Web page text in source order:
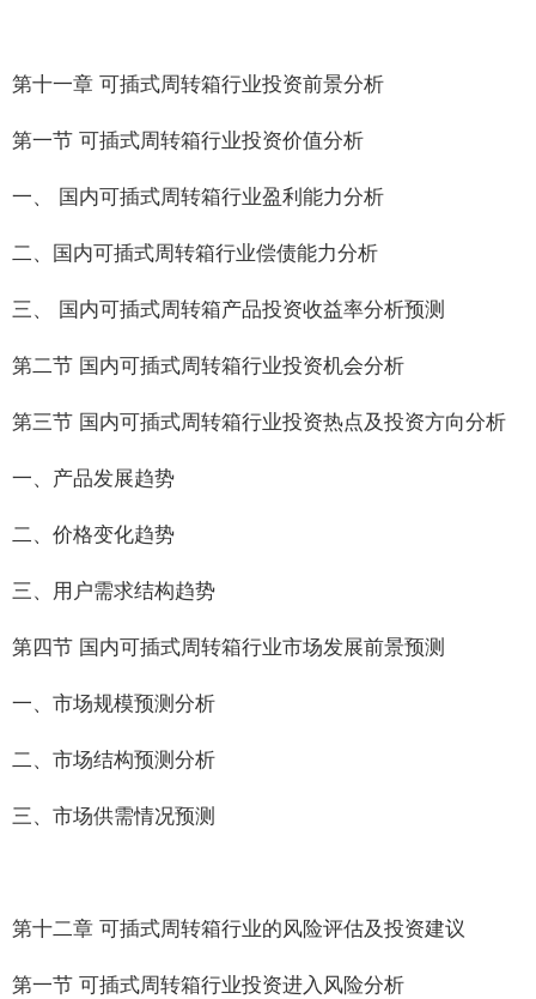
第十一章 可插式周转箱行业投资前景分析
第一节 可插式周转箱行业投资价值分析
一、 国内可插式周转箱行业盈利能力分析
二、国内可插式周转箱行业偿债能力分析
三、 国内可插式周转箱产品投资收益率分析预测
第二节 国内可插式周转箱行业投资机会分析
第三节 国内可插式周转箱行业投资热点及投资方向分析
一、产品发展趋势
二、价格变化趋势
三、用户需求结构趋势
第四节 国内可插式周转箱行业市场发展前景预测
一、市场规模预测分析
二、市场结构预测分析
三、市场供需情况预测
第十二章 可插式周转箱行业的风险评估及投资建议
第一节 可插式周转箱行业投资进入风险分析